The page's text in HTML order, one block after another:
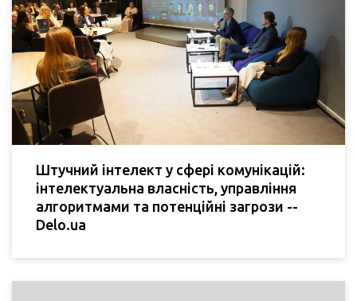
Штучний інтелект у сфері комунікацій:
інтелектуальна власність, управління
алгоритмами та потенційні загрози --
Delo.ua